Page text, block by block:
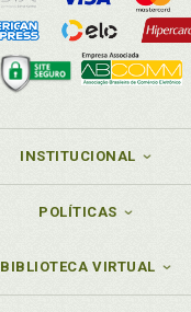
INSTITUCIONAL
POLÍTICAS
BIBLIOTECA VIRTUAL